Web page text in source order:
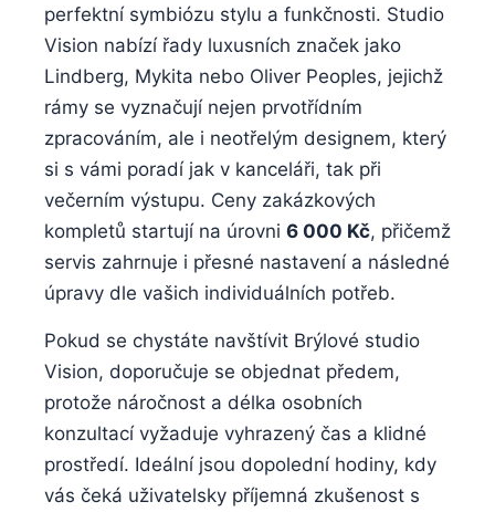
perfektní symbiózu stylu a funkčnosti. Studio
Vision nabízí řady luxusních značek jako
Lindberg, Mykita nebo Oliver Peoples, jejichž
rámy se vyznačují nejen prvotřídním
zpracováním, ale i neotřelým designem, který
si s vámi poradí jak v kanceláři, tak při
večerním výstupu. Ceny zakázkových
kompletů startují na úrovni 6 000 Kč, přičemž
servis zahrnuje i přesné nastavení a následné
úpravy dle vašich individuálních potřeb.
Pokud se chystáte navštívit Brýlové studio
Vision, doporučuje se objednat předem,
protože náročnost a délka osobních
konzultací vyžaduje vyhrazený čas a klidné
prostředí. Ideální jsou dopolední hodiny, kdy
vás čeká uživatelsky příjemná zkušenost s